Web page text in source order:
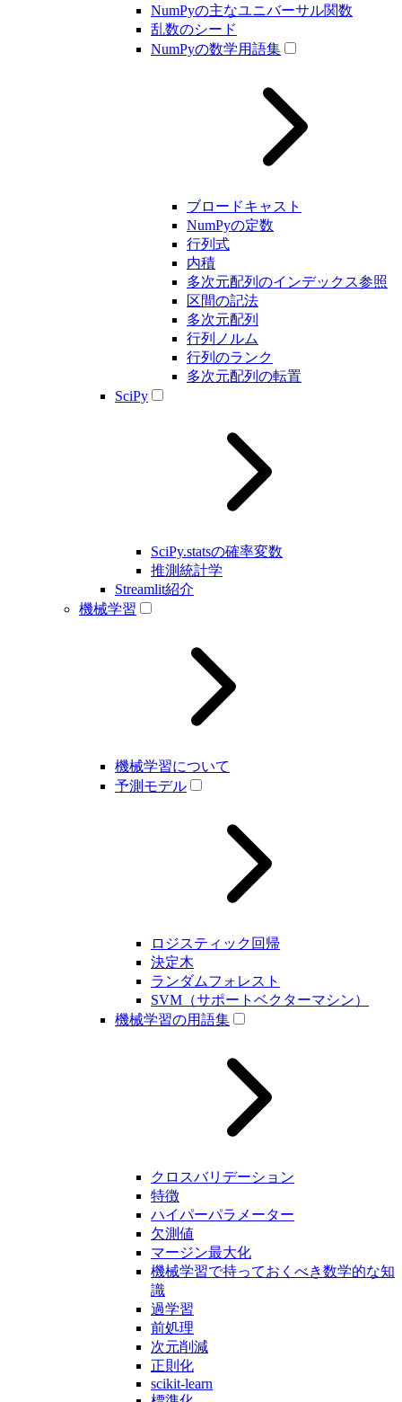
NumPyの主なユニバーサル関数
乱数のシード
NumPyの数学用語集
ブロードキャスト
NumPyの定数
行列式
内積
多次元配列のインデックス参照
区間の記法
多次元配列
行列ノルム
行列のランク
多次元配列の転置
SciPy
SciPy.statsの確率変数
推測統計学
Streamlit紹介
機械学習
機械学習について
予測モデル
ロジスティック回帰
決定木
ランダムフォレスト
SVM（サポートベクターマシン）
機械学習の用語集
クロスバリデーション
特徴
ハイパーパラメーター
欠測値
マージン最大化
機械学習で持っておくべき数学的な知
識
過学習
前処理
次元削減
正則化
scikit-learn